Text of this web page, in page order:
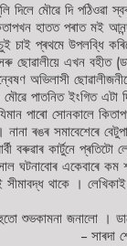
দিলে মৌৱে দি
হাতত পৰাত মই
চাই প্ৰথমে উপলব্ধি
এখন বহীত
অভিলাসী
পাতনিত ইংগিত
পাৰো সোনকালে
ৰঙৰ সমাবেশেৰে
বৰুৱাৰ কাৰ্টুনে
ঘটনাবোৰ একেবাৰে কম
থাকে । লেখিকাই
শুভকামনা জনালো ।